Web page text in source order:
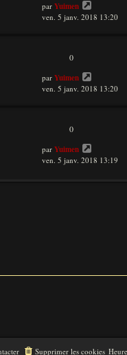
par Yuimen
ven. 5 janv. 2018 13:20
0
par Yuimen
ven. 5 janv. 2018 13:20
0
par Yuimen
ven. 5 janv. 2018 13:19
Supprimer les cookies